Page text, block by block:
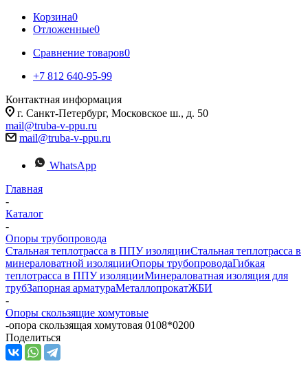
Корзина0
Отложенные0
Сравнение товаров0
+7 812 640-95-99
Контактная информация
г. Санкт-Петербург, Московское ш., д. 50
mail@truba-v-ppu.ru
mail@truba-v-ppu.ru
WhatsApp
Главная
-
Каталог
-
Опоры трубопровода
Стальная теплотрасса в ППУ изоляцииСтальная теплотрасса в
минераловатной изоляцииОпоры трубопроводаГибкая
теплотрасса в ППУ изоляцииМинераловатная изоляция для
трубЗапорная арматураМеталлопрокатЖБИ
-
Опоры скользящие хомутовые
-опора скользящая хомутовая 0108*0200
Поделиться